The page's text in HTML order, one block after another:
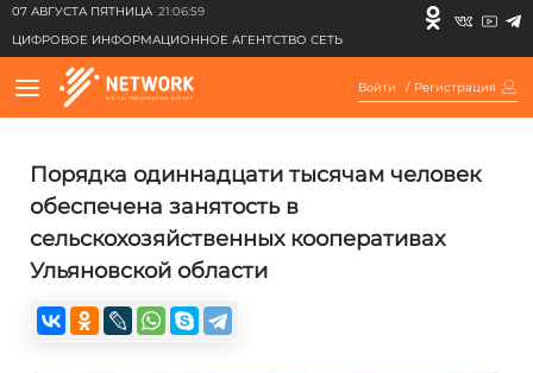
07 АВГУСТА ПЯТНИЦА 21:06:59
ЦИФРОВОЕ ИНФОРМАЦИОННОЕ АГЕНТСТВО СЕТЬ
Войти / Регистрация
Порядка одиннадцати тысячам человек
обеспечена занятость в
сельскохозяйственных кооперативах
Ульяновской области